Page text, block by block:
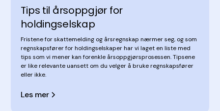
Tips til årsoppgjør for
holdingselskap
Fristene for skattemelding og årsregnskap nærmer seg, og som
regnskapsfører for holdingselskaper har vi laget en liste med
tips som vi mener kan forenkle årsoppgjørsprosessen. Tipsene
er like relevante uansett om du velger å bruke regnskapsfører
eller ikke.
Les mer